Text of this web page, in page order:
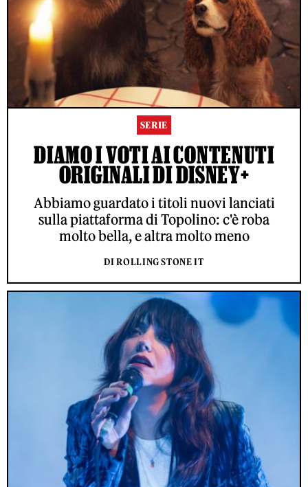
SERIE
DIAMO I VOTI AI CONTENUTI
ORIGINALI DI DISNEY+
Abbiamo guardato i titoli nuovi lanciati
sulla piattaforma di Topolino: c'è roba
molto bella, e altra molto meno
DI ROLLING STONE IT